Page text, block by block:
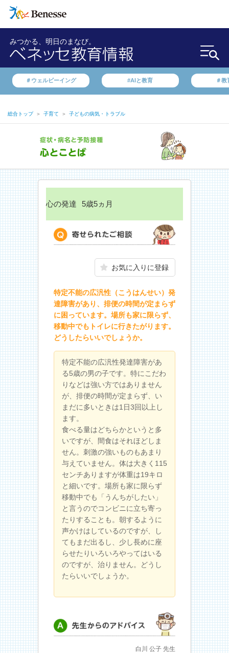
みつかる、明日のまなび。
＃ウェルビーイング #AIと教育 ＃教
総合トップ ＞ 子育て ＞ 子どもの病気・トラブル
心の発達 5歳5ヵ月
お気に入りに登録
特定不能の広汎性（こうはんせい）発
達障害があり、排便の時間が定まらず
に困っています。場所も家に限らず、
移動中でもトイレに行きたがります。
どうしたらいいでしょうか。
特定不能の広汎性発達障害があ
る5歳の男の子です。特にこだわ
りなどは強い方ではありません
が、排便の時間が定まらず、い
まだに多いときは1日3回以上し
ます。
食べる量はどちらかというと多
いですが、間食はそれほどしま
せん。刺激の強いものもあまり
与えていません。体は大きく115
センチありますが体重は19キロ
と細いです。場所も家に限らず
移動中でも「うんちがしたい」
と言うのでコンビニに立ち寄っ
たりすることも。朝するように
声かけはしているのですが、し
てもまだ出るし、少し長めに座
らせたりいろいろやってはいる
のですが、治りません。どうし
たらいいでしょうか。
先生からのアドバイス白川 公子 先生